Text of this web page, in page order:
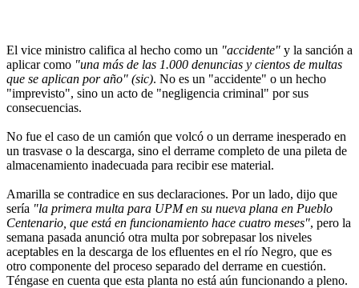
El vice ministro califica al hecho como un "accidente" y la sanción a
aplicar como "una más de las 1.000 denuncias y cientos de multas
que se aplican por año" (sic). No es un "accidente" o un hecho
"imprevisto", sino un acto de "negligencia criminal" por sus
consecuencias.
No fue el caso de un camión que volcó o un derrame inesperado en
un trasvase o la descarga, sino el derrame completo de una pileta de
almacenamiento inadecuada para recibir ese material.
Amarilla se contradice en sus declaraciones. Por un lado, dijo que
sería "la primera multa para UPM en su nueva plana en Pueblo
Centenario, que está en funcionamiento hace cuatro meses", pero la
semana pasada anunció otra multa por sobrepasar los niveles
aceptables en la descarga de los efluentes en el río Negro, que es
otro componente del proceso separado del derrame en cuestión.
Téngase en cuenta que esta planta no está aún funcionando a pleno.